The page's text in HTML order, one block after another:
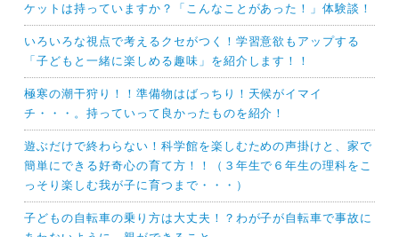
ケットは持っていますか？「こんなことがあった！」体験談！
いろいろな視点で考えるクセがつく！学習意欲もアップする
「子どもと一緒に楽しめる趣味」を紹介します！！
極寒の潮干狩り！！準備物はばっちり！天候がイマイ
チ・・・。持っていって良かったものを紹介！
遊ぶだけで終わらない！科学館を楽しむための声掛けと、家で
簡単にできる好奇心の育て方！！（３年生で６年生の理科をこ
っそり楽しむ我が子に育つまで・・・）
子どもの自転車の乗り方は大丈夫！？わが子が自転車で事故に